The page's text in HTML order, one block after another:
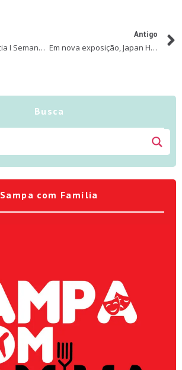
Prefeitura anuncia I Semana Geek com Thiago Abravanel, Orquestras de Heliópolis e Paraisópolis, Game Jam e Caminhada Geek
Antigo
Em nova exposição, Japan House São Paulo destaca “robôs amigáveis” característicos do Japão
Busca
Sampa com Família